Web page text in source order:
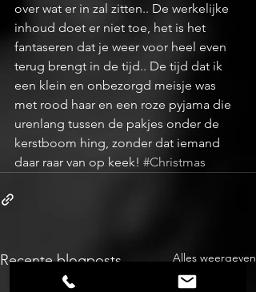
over wat er in zal zitten.. De werkelijke
inhoud doet er niet toe, het is het
fantaseren dat je weer voor heel even
terug brengt in de tijd.. De tijd dat ik
een klein en onbezorgd meisje was
met rood haar en een roze pyjama die
urenlang tussen de pakjes onder de
kerstboom hing, zonder dat iemand
daar raar van op keek! #Christmas
Recente blogposts Alles weergeven